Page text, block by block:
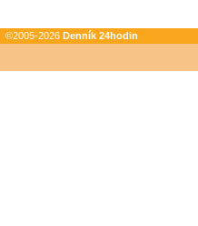
©2005-2026 Denník 24hodin